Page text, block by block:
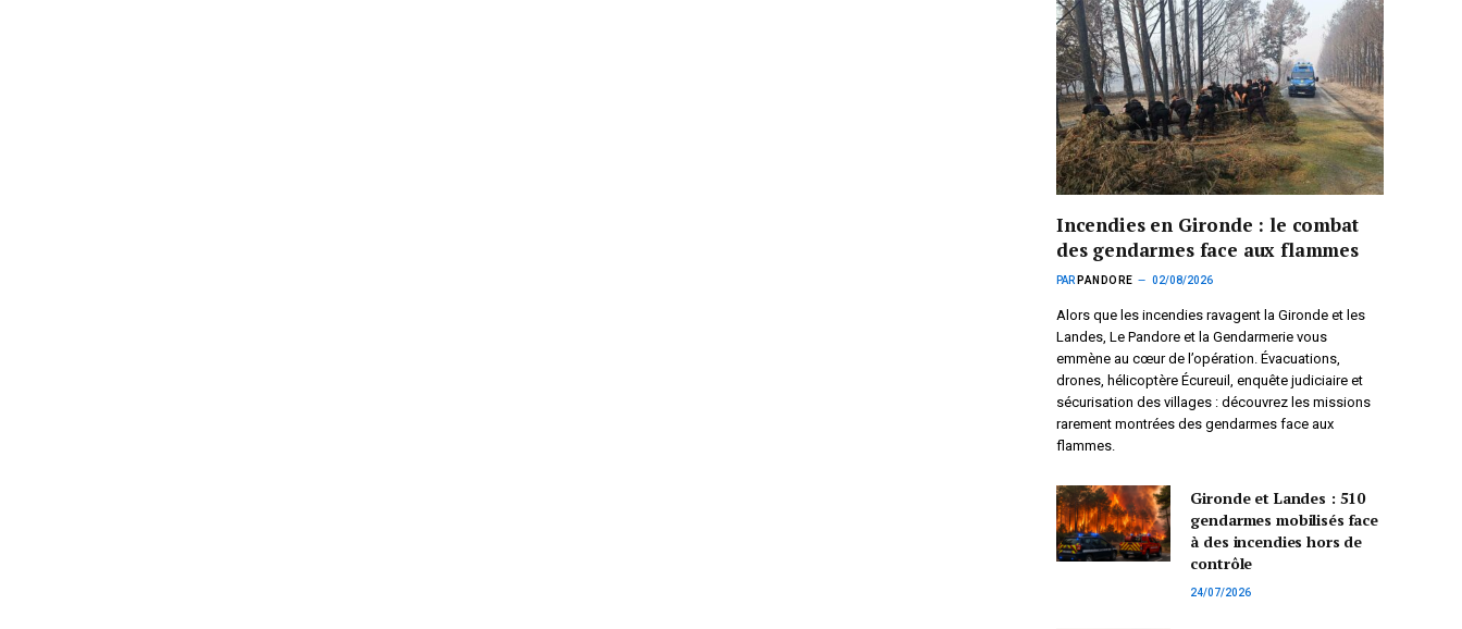
Incendies en Gironde : le combat
des gendarmes face aux flammes
PAR PANDORE 02/08/2026
Alors que les incendies ravagent la Gironde et les
Landes, Le Pandore et la Gendarmerie vous
emmène au cœur de l’opération. Évacuations,
drones, hélicoptère Écureuil, enquête judiciaire et
sécurisation des villages : découvrez les missions
rarement montrées des gendarmes face aux
flammes.
Gironde et Landes : 510
gendarmes mobilisés face
à des incendies hors de
contrôle
24/07/2026